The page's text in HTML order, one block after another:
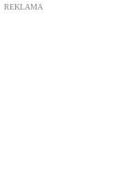
REKLAMA